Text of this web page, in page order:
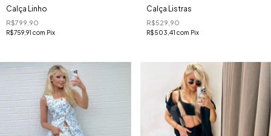
Calça Linho
R$799,90
R$759,91 com Pix
Calça Listras
R$529,90
R$503,41 com Pix